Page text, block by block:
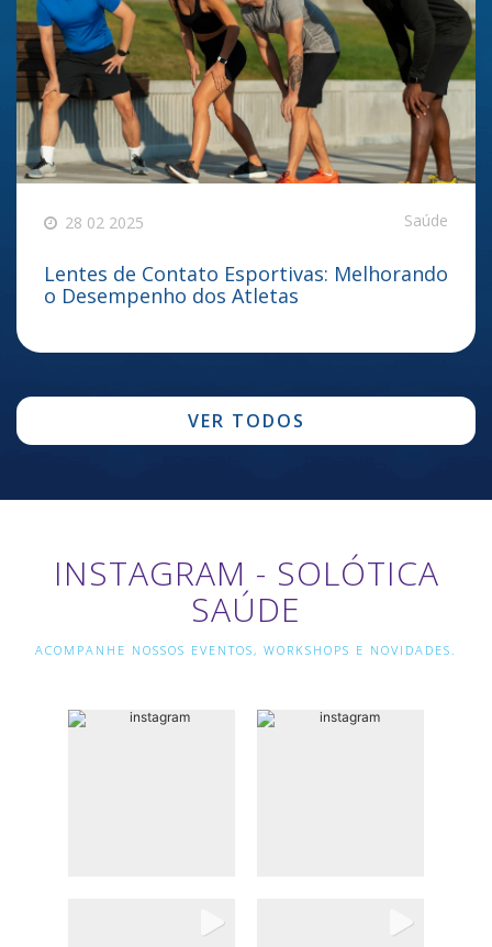
28 02 2025 Saúde
Lentes de Contato Esportivas: Melhorando
o Desempenho dos Atletas
VER TODOS
INSTAGRAM - SOLÓTICA
SAÚDE
ACOMPANHE NOSSOS EVENTOS, WORKSHOPS E NOVIDADES.